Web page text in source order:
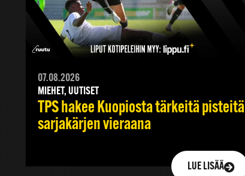
07.08.2026
MIEHET, UUTISET
TPS hakee Kuopiosta tärkeitä pisteitä
sarjakärjen vieraana
LUE LISÄÄ